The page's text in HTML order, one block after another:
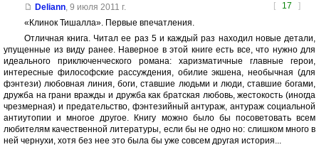
[ 17 ]
Deliann, 9 июля 2011 г.
«Клинок Тишалла». Первые впечатления.
Отличная книга. Читал ее раз 5 и каждый раз находил новые детали,
упущенные из виду ранее. Наверное в этой книге есть все, что нужно для
идеального приключенческого романа: харизматичные главные герои,
интересные философские рассуждения, обилие экшена, необычная (для
фэнтези) любовная линия, боги, ставшие людьми и люди, ставшие богами,
дружба на грани вражды и дружба как братская любовь, жестокость (иногда
чрезмерная) и предательство, фэнтезийный антураж, антураж социальной
антиутопии и многое другое. Книгу можно было бы посоветовать всем
любителям качественной литературы, если бы не одно но: слишком много в
ней чернухи, хотя без нее это была бы уже совсем другая история...